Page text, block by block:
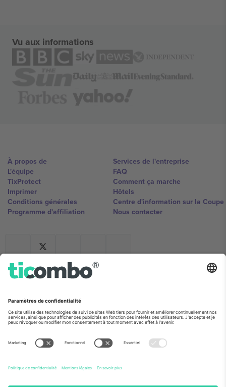
Vu aux informations
À propos de
L'équipe
TixProtect
Imprimer
Conditions générales
Programme d'affiliation
Services de l'entreprise
FAQ
Comment ça marche
Hôtels
Centre d'information sur la Coupe
Nous contacter
Ticombo France
Mimi Balkanska 132, 1540, Sofia,
Bulgaria
L'entité juridique du fournisseur de la plateforme peut changer en
détails, consultez la page spécifique de l'événement, les mentions